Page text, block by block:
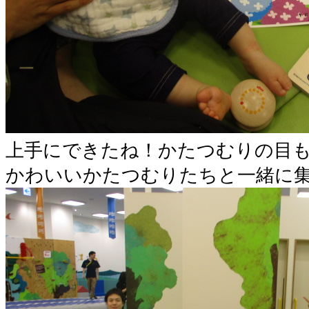
上手にできたね！かたつむりの目
かわいいかたつむりたちと一緒に